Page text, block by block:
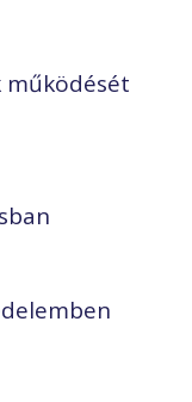
működését